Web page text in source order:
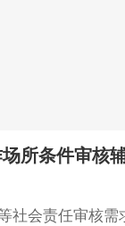
所条件审核
社会责任审核需